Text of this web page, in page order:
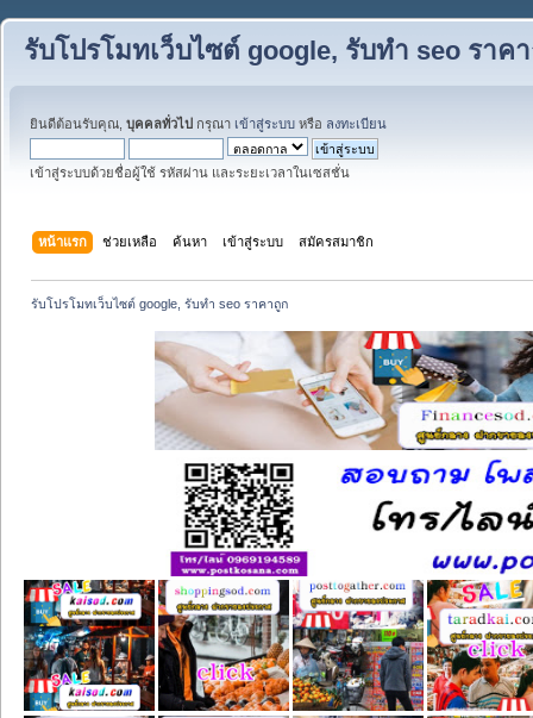
รับโปรโมทเว็บไซต์ google, รับทำ seo ราค
ยินดีต้อนรับคุณ, บุคคลทั่วไป กรุณา เข้าสู่ระบบ หรือ ลงทะเบียน
เข้าสู่ระบบด้วยชื่อผู้ใช้ รหัสผ่าน และระยะเวลาในเซสชั่น
หน้าแรก ช่วยเหลือ ค้นหา เข้าสู่ระบบ สมัครสมาชิก
รับโปรโมทเว็บไซต์ google, รับทำ seo ราคาถูก